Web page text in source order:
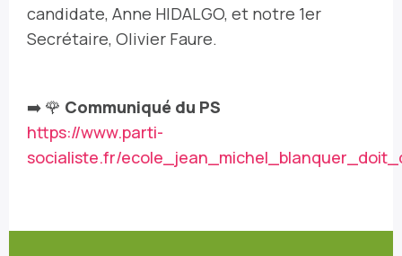
candidate, Anne HIDALGO, et notre 1er
Secrétaire, Olivier Faure.
➡️ 🌹 Communiqué du PS
https://www.parti-
socialiste.fr/